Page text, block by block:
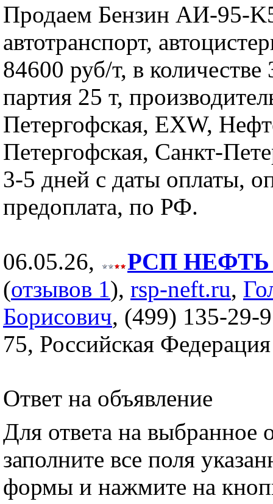
Продаем Бензин АИ-95-
автотранспорт,
84600 руб/т, в
партия 25 т,
Петергофская, EXW,
Петергофская, Санкт-
3-5 дней с даты оплаты,
предоплата, по РФ.
06.05.26,
РСП НЕФТЬ
(отзывов 1), rsp-neft.ru,
Борисович, (499) 135-29-
75, Российская Федерация
Ответ на объявление
Для ответа на выбранное
заполните все поля
формы и нажмите на